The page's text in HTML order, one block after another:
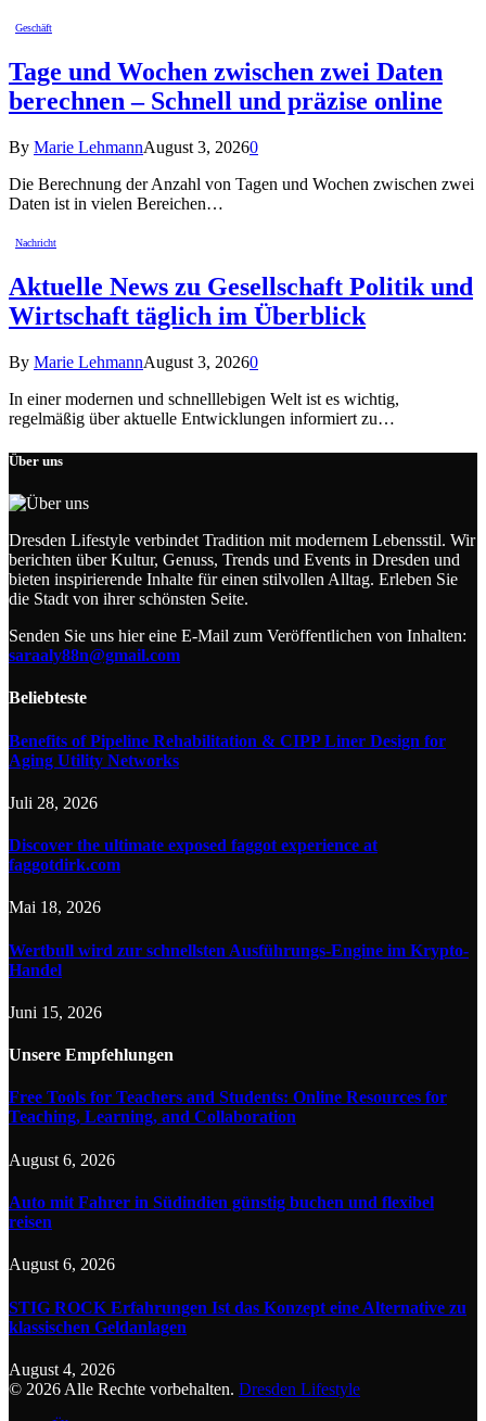
Geschäft
Tage und Wochen zwischen zwei Daten
berechnen – Schnell und präzise online
By Marie LehmannAugust 3, 20260
Die Berechnung der Anzahl von Tagen und Wochen zwischen zwei
Daten ist in vielen Bereichen…
Nachricht
Aktuelle News zu Gesellschaft Politik und
Wirtschaft täglich im Überblick
By Marie LehmannAugust 3, 20260
In einer modernen und schnelllebigen Welt ist es wichtig,
regelmäßig über aktuelle Entwicklungen informiert zu…
Über uns
Dresden Lifestyle verbindet Tradition mit modernem Lebensstil. Wir
berichten über Kultur, Genuss, Trends und Events in Dresden und
bieten inspirierende Inhalte für einen stilvollen Alltag. Erleben Sie
die Stadt von ihrer schönsten Seite.
Senden Sie uns hier eine E-Mail zum Veröffentlichen von Inhalten:
saraaly88n@gmail.com
Beliebteste
Benefits of Pipeline Rehabilitation & CIPP Liner Design for
Aging Utility Networks
Juli 28, 2026
Discover the ultimate exposed faggot experience at
faggotdirk.com
Mai 18, 2026
Wertbull wird zur schnellsten Ausführungs-Engine im Krypto-
Handel
Juni 15, 2026
Unsere Empfehlungen
Free Tools for Teachers and Students: Online Resources for
Teaching, Learning, and Collaboration
August 6, 2026
Auto mit Fahrer in Südindien günstig buchen und flexibel
reisen
August 6, 2026
STIG ROCK Erfahrungen Ist das Konzept eine Alternative zu
klassischen Geldanlagen
August 4, 2026
© 2026 Alle Rechte vorbehalten. Dresden Lifestyle